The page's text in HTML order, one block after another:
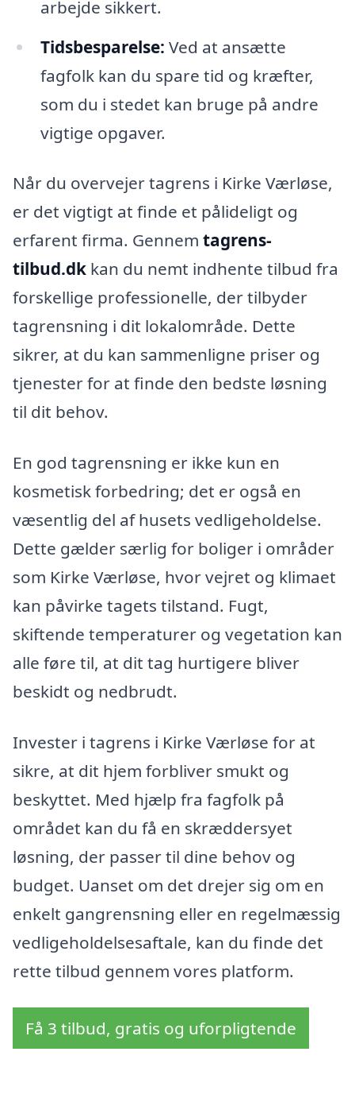
arbejde sikkert.
Tidsbesparelse: Ved at ansætte
fagfolk kan du spare tid og kræfter,
som du i stedet kan bruge på andre
vigtige opgaver.
Når du overvejer tagrens i Kirke Værløse,
er det vigtigt at finde et pålideligt og
erfarent firma. Gennem tagrens-
tilbud.dk kan du nemt indhente tilbud fra
forskellige professionelle, der tilbyder
tagrensning i dit lokalområde. Dette
sikrer, at du kan sammenligne priser og
tjenester for at finde den bedste løsning
til dit behov.
En god tagrensning er ikke kun en
kosmetisk forbedring; det er også en
væsentlig del af husets vedligeholdelse.
Dette gælder særlig for boliger i områder
som Kirke Værløse, hvor vejret og klimaet
kan påvirke tagets tilstand. Fugt,
skiftende temperaturer og vegetation kan
alle føre til, at dit tag hurtigere bliver
beskidt og nedbrudt.
Invester i tagrens i Kirke Værløse for at
sikre, at dit hjem forbliver smukt og
beskyttet. Med hjælp fra fagfolk på
området kan du få en skræddersyet
løsning, der passer til dine behov og
budget. Uanset om det drejer sig om en
enkelt gangrensning eller en regelmæssig
vedligeholdelsesaftale, kan du finde det
rette tilbud gennem vores platform.
Få 3 tilbud, gratis og uforpligtende